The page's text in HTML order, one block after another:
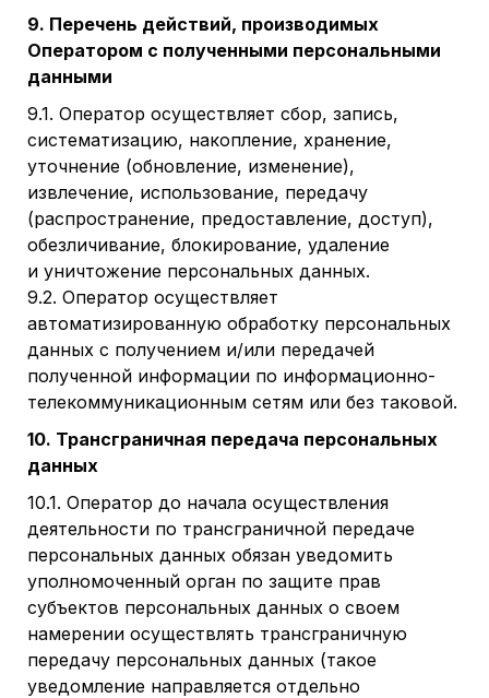
9. Перечень действий, производимых
Оператором с полученными персональными
данными
9.1. Оператор осуществляет сбор, запись,
систематизацию, накопление, хранение,
уточнение (обновление, изменение),
извлечение, использование, передачу
(распространение, предоставление, доступ),
обезличивание, блокирование, удаление
и уничтожение персональных данных.
9.2. Оператор осуществляет
автоматизированную обработку персональных
данных с получением и/или передачей
полученной информации по информационно-
телекоммуникационным сетям или без таковой.
10. Трансграничная передача персональных
данных
10.1. Оператор до начала осуществления
деятельности по трансграничной передаче
персональных данных обязан уведомить
уполномоченный орган по защите прав
субъектов персональных данных о своем
намерении осуществлять трансграничную
передачу персональных данных (такое
уведомление направляется отдельно